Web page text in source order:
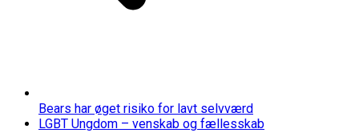
Bears har øget risiko for lavt selvværd
LGBT Ungdom – venskab og fællesskab